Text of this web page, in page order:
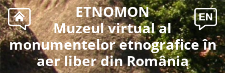
ETNOMON
Muzeul virtual al
monumentelor etnografice în
aer liber din România